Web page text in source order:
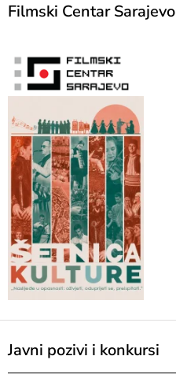
Filmski Centar Sarajevo
Javni pozivi i konkursi